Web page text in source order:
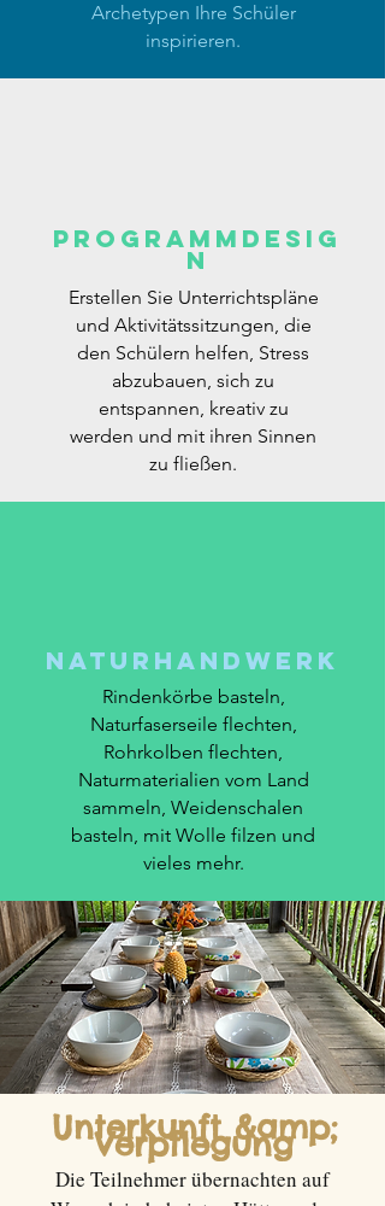
Archetypen Ihre Schüler
inspirieren.
Programmdesig
n
Erstellen Sie Unterrichtspläne
und Aktivitätssitzungen, die
den Schülern helfen, Stress
abzubauen, sich zu
entspannen, kreativ zu
werden und mit ihren Sinnen
zu fließen.
Naturhandwerk
Rindenkörbe basteln,
Naturfaserseile flechten,
Rohrkolben flechten,
Naturmaterialien vom Land
sammeln, Weidenschalen
basteln, mit Wolle filzen und
vieles mehr.
Unterkunft &amp;
Verpflegung
Die Teilnehmer übernachten auf